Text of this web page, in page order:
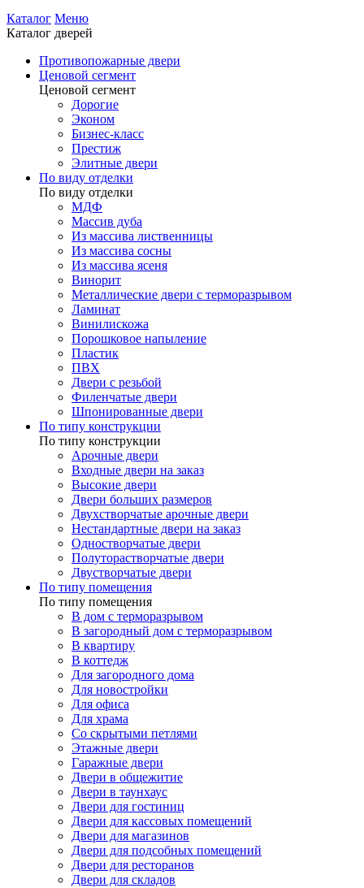
Каталог Меню
Каталог дверей
Противопожарные двери
Ценовой сегмент
Ценовой сегмент
Дорогие
Эконом
Бизнес-класс
Престиж
Элитные двери
По виду отделки
По виду отделки
МДФ
Массив дуба
Из массива лиственницы
Из массива сосны
Из массива ясеня
Винорит
Металлические двери с терморазрывом
Ламинат
Винилискожа
Порошковое напыление
Пластик
ПВХ
Двери с резьбой
Филенчатые двери
Шпонированные двери
По типу конструкции
По типу конструкции
Арочные двери
Входные двери на заказ
Высокие двери
Двери больших размеров
Двухстворчатые арочные двери
Нестандартные двери на заказ
Одностворчатые двери
Полуторастворчатые двери
Двустворчатые двери
По типу помещения
По типу помещения
В дом с терморазрывом
В загородный дом с терморазрывом
В квартиру
В коттедж
Для загородного дома
Для новостройки
Для офиса
Для храма
Со скрытыми петлями
Этажные двери
Гаражные двери
Двери в общежитие
Двери в таунхаус
Двери для гостиниц
Двери для кассовых помещений
Двери для магазинов
Двери для подсобных помещений
Двери для ресторанов
Двери для складов